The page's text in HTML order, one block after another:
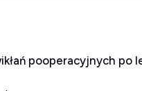
pooperacyjnych